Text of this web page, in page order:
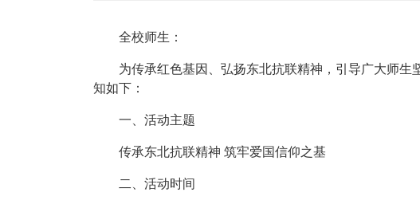
全校师生：
为传承红色基因、弘扬东北抗联精神，引导广大师
知如下：
一、活动主题
传承东北抗联精神 筑牢爱国信仰之基
二、活动时间